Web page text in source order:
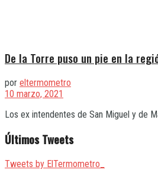
De la Torre puso un pie en la
por eltermometro
10 marzo, 2021
Los ex intendentes de San Miguel y de
Últimos Tweets
Tweets by ElTermometro_